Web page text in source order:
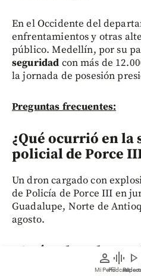
person
Mi Perfil
graphic_eq
Pódcast
play_arrow
En el Occidente del
enfrentamientos y otras
público. Medellín, por su
seguridad con más de
la jornada de posesión
Preguntas frecuentes:
¿Qué ocurrió en la
policial de Porce
Un dron cargado con
de Policía de Porce III en
Guadalupe, Norte de
agosto.
¿Qué es la
por qué es